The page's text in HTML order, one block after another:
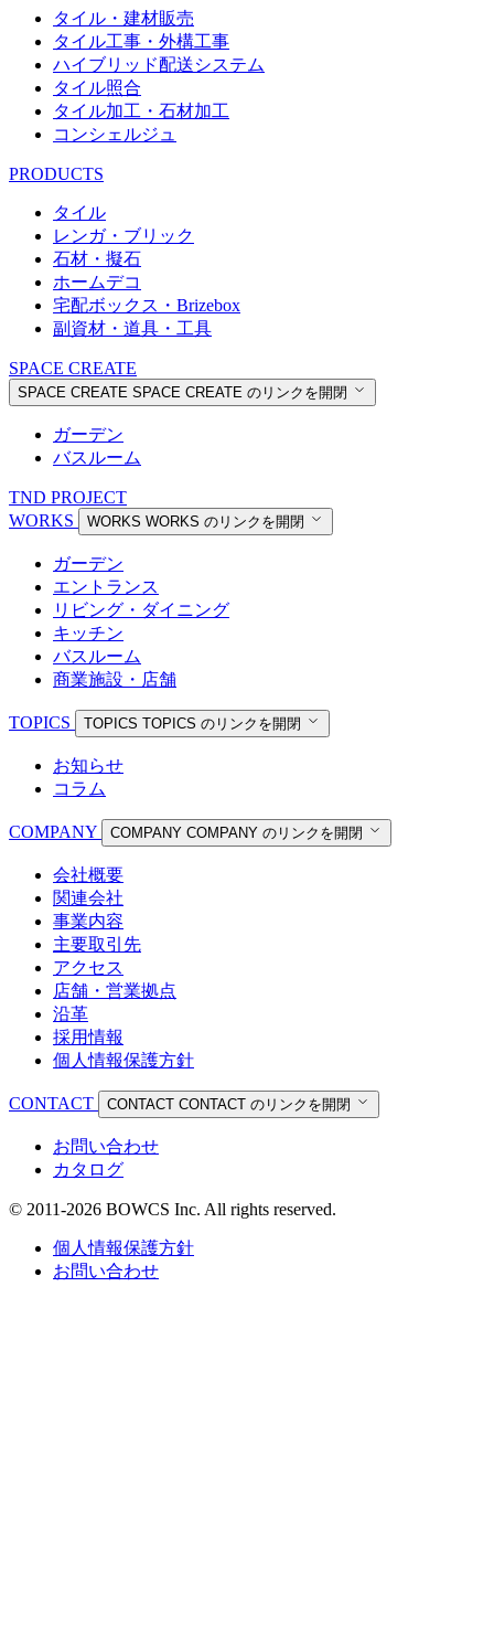
タイル・建材販売
タイル工事・外構工事
ハイブリッド配送システム
タイル照合
タイル加工・石材加工
コンシェルジュ
PRODUCTS
タイル
レンガ・ブリック
石材・擬石
ホームデコ
宅配ボックス・Brizebox
副資材・道具・工具
SPACE CREATE
SPACE CREATE SPACE CREATE のリンクを開閉
ガーデン
バスルーム
TND PROJECT
WORKS
WORKS WORKS のリンクを開閉
ガーデン
エントランス
リビング・ダイニング
キッチン
バスルーム
商業施設・店舗
TOPICS TOPICS TOPICS のリンクを開閉
お知らせ
コラム
COMPANY COMPANY COMPANY のリンクを開閉
会社概要
関連会社
事業内容
主要取引先
アクセス
店舗・営業拠点
沿革
採用情報
個人情報保護方針
CONTACT CONTACT CONTACT のリンクを開閉
お問い合わせ
カタログ
© 2011-2026 BOWCS Inc. All rights reserved.
個人情報保護方針
お問い合わせ